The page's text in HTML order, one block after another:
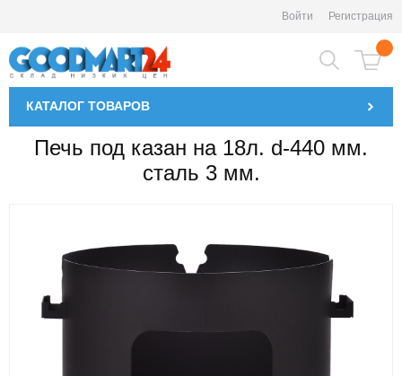
Войти Регистрация
КАТАЛОГ ТОВАРОВ
Печь под казан на 18л. d-440 мм.
сталь 3 мм.